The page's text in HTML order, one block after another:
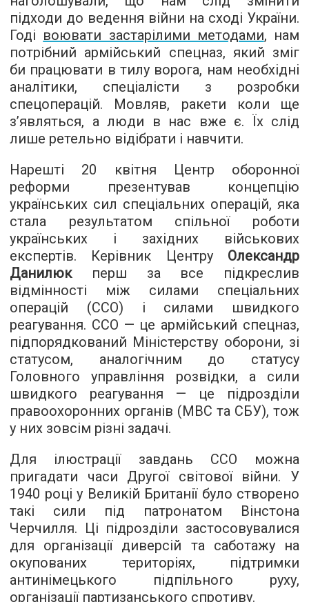
підходи до ведення війни на сході України.
Годі воювати застарілими методами, нам
потрібний армійський спецназ, який зміг
би працювати в тилу ворога, нам необхідні
аналітики, спеціалісти з розробки
спецоперацій. Мовляв, ракети коли ще
з’являться, а люди в нас вже є. Їх слід
лише ретельно відібрати і навчити.
Нарешті 20 квітня Центр оборонної
реформи презентував концепцію
українських сил спеціальних операцій, яка
стала результатом спільної роботи
українських і західних військових
експертів. Керівник Центру Олександр
Данилюкперш за все підкреслив
відмінності між силами спеціальних
операцій (ССО) і силами швидкого
реагування. ССО — це армійський спецназ,
підпорядкований Міністерству оборони, зі
статусом, аналогічним до статусу
Головного управління розвідки, а сили
швидкого реагування — це підрозділи
правоохоронних органів (МВС та СБУ), тож
у них зовсім різні задачі.
Для ілюстрації завдань ССО можна
пригадати часи Другої світової війни. У
1940 році у Великій Британії було створено
такі сили під патронатом Вінстона
Черчилля. Ці підрозділи застосовувалися
для організації диверсій та саботажу на
окупованих територіях, підтримки
антинімецького підпільного руху,
організації партизанського спротиву.